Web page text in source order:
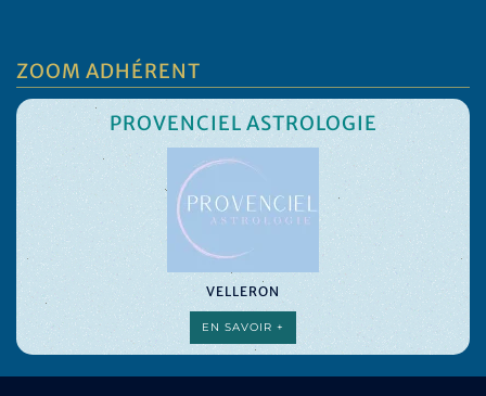
ZOOM ADHÉRENT
PROVENCIEL ASTROLOGIE
VELLERON
EN SAVOIR +